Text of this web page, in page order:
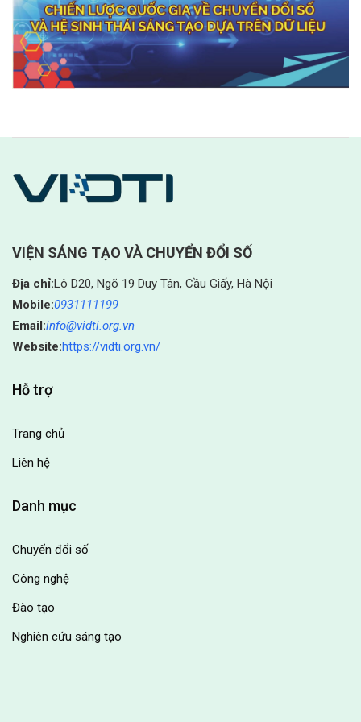
VIỆN SÁNG TẠO VÀ CHUYỂN ĐỔI SỐ
Địa chỉ:Lô D20, Ngõ 19 Duy Tân, Cầu Giấy, Hà Nội
Mobile:0931111199
Email:info@vidti.org.vn
Website:https://vidti.org.vn/
Hỗ trợ
Trang chủ
Liên hệ
Danh mục
Chuyển đổi số
Công nghệ
Đào tạo
Nghiên cứu sáng tạo